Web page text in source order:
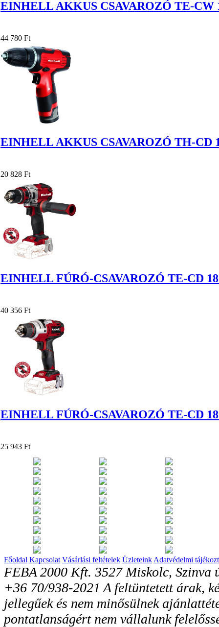
EINHELL AKKUS CSAVAROZÓ TE-CW
44 780 Ft
EINHELL AKKUS CSAVAROZÓ TH-CD
20 828 Ft
EINHELL FÚRÓ-CSAVAROZÓ TE-CD
40 356 Ft
EINHELL FÚRÓ-CSAVAROZÓ TE-CD
25 943 Ft
Főoldal Kapcsolat Vásárlási feltételek Üzleteink Adatvédelmi
FEBA 2000 Kft. 3527 Miskolc,
+36 70/938-2021 A feltüntetett árak,
jellegűek és nem minősülnek
pontatlanságért nem vállalunk